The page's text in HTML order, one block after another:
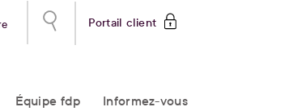
Portail client
Équipe fdp Informez-vous